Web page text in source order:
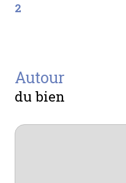
2
autour
du bien